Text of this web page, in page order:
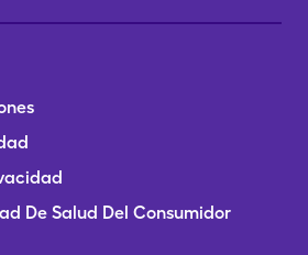
De Salud Del Consumidor